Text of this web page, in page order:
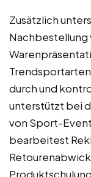
Zusätzlich
Nachbestellung
durch und
unterstützt bei
von Sport-
bearbeitest